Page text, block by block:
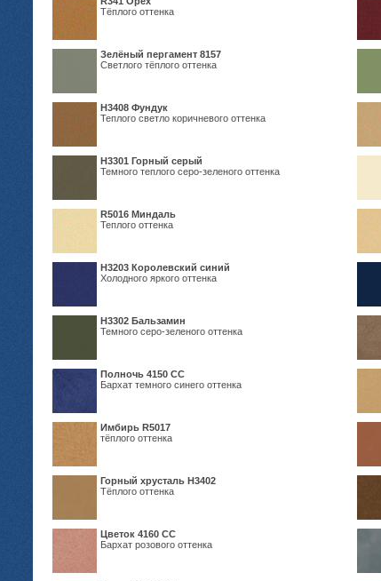
Тёплого оттенка
Зелёный пергамент 8157
Светлого тёплого оттенка
Н3408 Фундук
Теплого светло коричневого оттенка
Н3301 Горный серый
Темного теплого серо-зеленого оттенка
R5016 Миндаль
Теплого оттенка
Н3203 Королевский синий
Холодного яркого оттенка
Н3302 Бальзамин
Темного серо-зеленого оттенка
Полночь 4150 СС
Бархат темного синего оттенка
Имбирь R5017
тёплого оттенка
Горный хрусталь H3402
Тёплого оттенка
Цветок 4160 СС
Бархат розового оттенка